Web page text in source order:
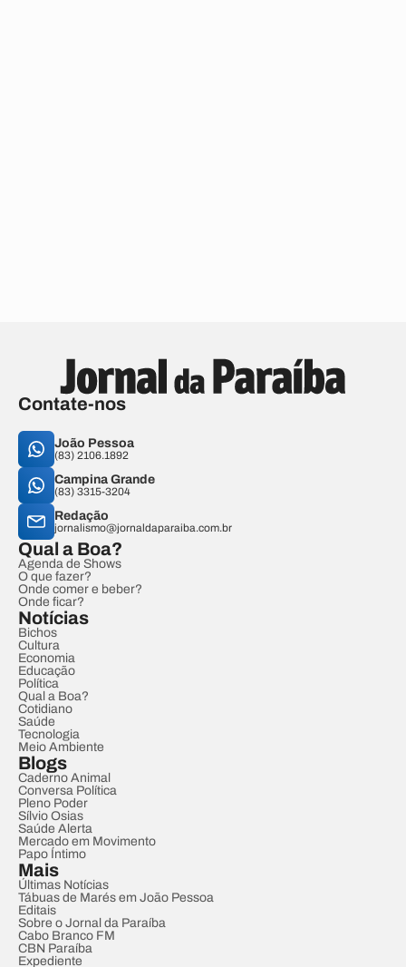
Contate-nos
João Pessoa
(83) 2106.1892
Campina Grande
(83) 3315-3204
Redação
jornalismo@jornaldaparaiba.com.br
Qual a Boa?
Agenda de Shows
O que fazer?
Onde comer e beber?
Onde ficar?
Notícias
Bichos
Cultura
Economia
Educação
Política
Qual a Boa?
Cotidiano
Saúde
Tecnologia
Meio Ambiente
Blogs
Caderno Animal
Conversa Política
Pleno Poder
Sílvio Osias
Saúde Alerta
Mercado em Movimento
Papo Íntimo
Mais
Últimas Notícias
Tábuas de Marés em João Pessoa
Editais
Sobre o Jornal da Paraíba
Cabo Branco FM
CBN Paraíba
Expediente